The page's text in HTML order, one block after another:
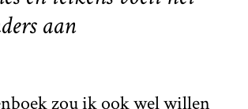
aan
zou ik ook wel willen